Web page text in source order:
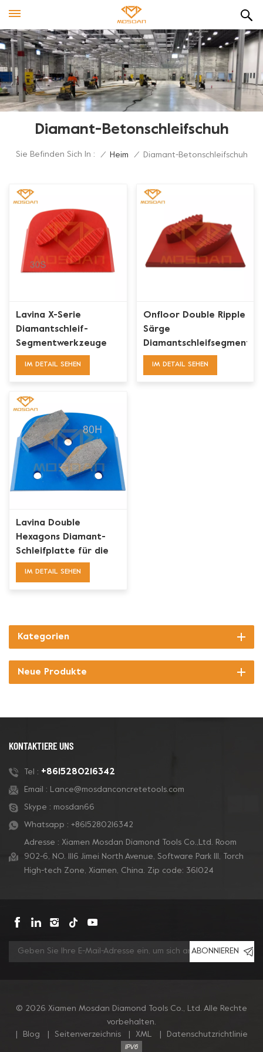
Diamant-Betonschleifschuh
Sie Befinden Sich In : / Heim / Diamant-Betonschleifschuh
Lavina X-Serie
Diamantschleif-
Segmentwerkzeuge
für Doppelrippel-
IM DETAIL SEHEN
Onfloor Double Ripple
Särge
für Beton
IM DETAIL SEHEN
Lavina Double
Hexagons Diamant-
Schleifplatte für die
Bodenvorbereitung
IM DETAIL SEHEN
Kategorien
Neue Produkte
KONTAKTIERE UNS
Tel : +8615280216342
Email : Lance@mosdanconcretetools.com
Skype : mosdan66
Whatsapp : +8615280216342
Adresse : Xiamen Mosdan Diamond Tools Co.,Ltd. Room
902-6, NO. 1116 Jimei North Avenue, Software Park Ill, Torch
High-tech Zone, Xiamen, China. Zip code: 361024
ABONNIEREN
© 2026 Xiamen Mosdan Diamond Tools Co., Ltd. Alle Rechte
vorbehalten.
Blog Seitenverzeichnis XML Datenschutzrichtlinie